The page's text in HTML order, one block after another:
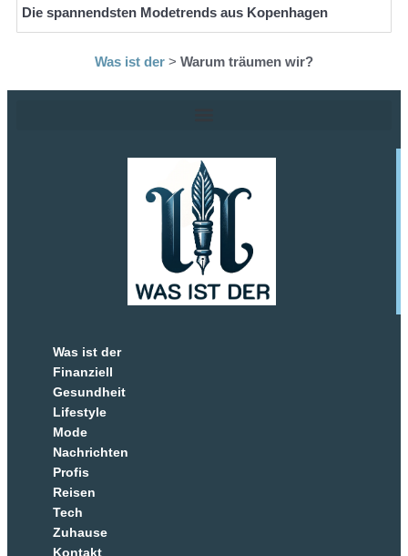
Die spannendsten Modetrends aus Kopenhagen
Was ist der > Warum träumen wir?
Was ist der
Finanziell
Gesundheit
Lifestyle
Mode
Nachrichten
Profis
Reisen
Tech
Zuhause
Kontakt